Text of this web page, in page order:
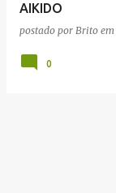
AIKIDO
postado por Brito em
0